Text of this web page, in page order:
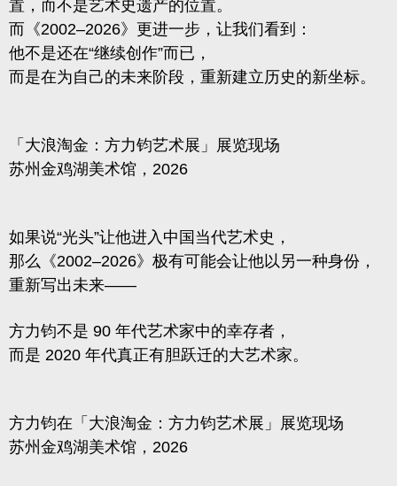
置，而不是艺术史遗产的位置。
而《2002–2026》更进一步，让我们看到：
他不是还在“继续创作”而已，
而是在为自己的未来阶段，重新建立历史的新坐标。
「大浪淘金：方力钧艺术展」展览现场
苏州金鸡湖美术馆，2026
如果说“光头”让他进入中国当代艺术史，
那么《2002–2026》极有可能会让他以另一种身份，
重新写出未来——
方力钧不是 90 年代艺术家中的幸存者，
而是 2020 年代真正有胆跃迁的大艺术家。
方力钧在「大浪淘金：方力钧艺术展」展览现场
苏州金鸡湖美术馆，2026